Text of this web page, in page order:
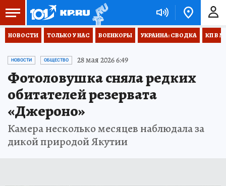
НОВОСТИ ТОЛЬКО У НАС ВОЕНКОРЫ УКРАИНА: СВОДКА КП В
НОВОСТИ ОБЩЕСТВО 28 мая 2026 6:49
Фотоловушка сняла редких
обитателей резервата
«Джероно»
Камера несколько месяцев наблюдала за
дикой природой Якутии